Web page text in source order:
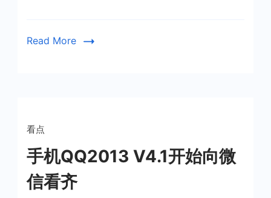
Read More
看点
手机QQ2013 V4.1开始向微
信看齐